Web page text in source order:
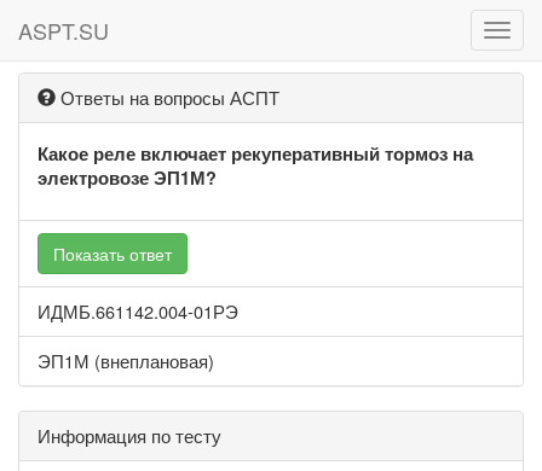
ASPT.SU
Ответы на вопросы АСПТ
Какое реле включает рекуперативный тормоз на
электровозе ЭП1М?
Показать ответ
ИДМБ.661142.004-01РЭ
ЭП1М (внеплановая)
Информация по тесту